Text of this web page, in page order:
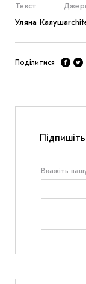
Текст
Уляна Калуш
Поділитися